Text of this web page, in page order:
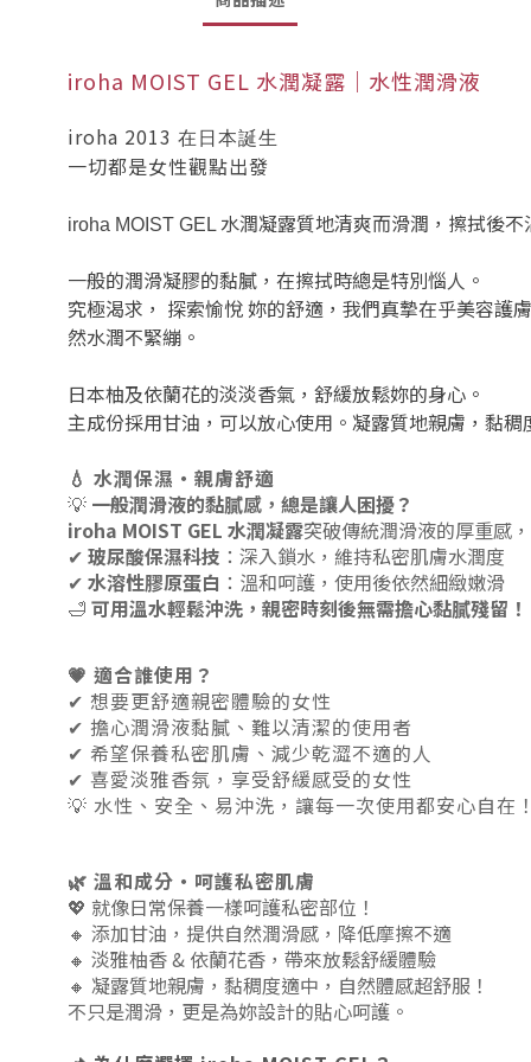
iroha MOIST GEL 水潤凝露｜水性潤滑液
iroha 2013 在日本誕生
一切都是女性觀點出發
iroha MOIST GEL 水潤凝露質地清爽而滑潤，擦拭後
一般的潤滑凝膠的黏膩，在擦拭時總是特別惱人。
究極渴求， 探索愉悅妳的舒適，我們真摯在乎美容護
然水潤不緊繃。
日本柚及依蘭花的淡淡香氣，舒緩放鬆妳的身心。
主成份採用甘油，可以放心使用。凝露質地親膚，黏
💧 水潤保濕・親膚舒適
💡 一般潤滑液的黏膩感，總是讓人困擾？
iroha MOIST GEL 水潤凝露突破傳統潤滑液的厚重感
✔ 玻尿酸保濕科技 ：深入鎖水，維持私密肌膚水潤度
✔ 水溶性膠原蛋白 ：溫和呵護，使用後依然細緻嫩滑
🛁 可用溫水輕鬆沖洗，親密時刻後無需擔心黏膩殘留！
💗 適合誰使用？
✔ 想要更舒適親密體驗的女性
✔ 擔心潤滑液黏膩、難以清潔的使用者
✔ 希望保養私密肌膚、減少乾澀不適的人
✔ 喜愛淡雅香氛，享受舒緩感受的女性
💡 水性、安全、易沖洗，讓每一次使用都安心自在
🌿 溫和成分・呵護私密肌膚
💖 就像日常保養一樣呵護私密部位！
🔸 添加甘油，提供自然潤滑感，降低摩擦不適
🔸 淡雅柚香 & 依蘭花香，帶來放鬆舒緩體驗
🔸 凝露質地親膚，黏稠度適中，自然體感超舒服！
不只是潤滑，更是為妳設計的貼心呵護。